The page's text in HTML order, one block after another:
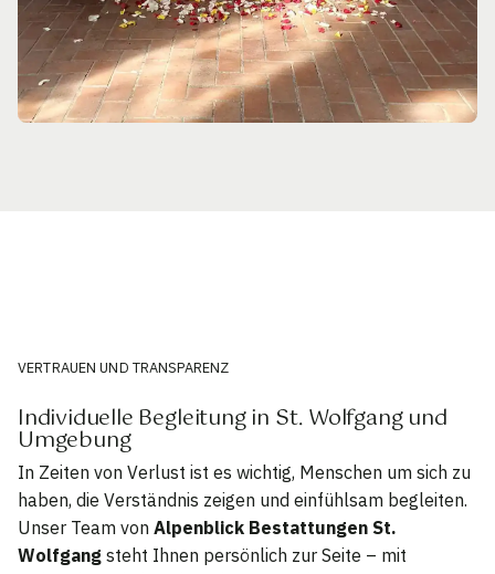
VERTRAUEN UND TRANSPARENZ
Individuelle Begleitung in St. Wolfgang und
Umgebung
In Zeiten von Verlust ist es wichtig, Menschen um sich zu
haben, die Verständnis zeigen und einfühlsam begleiten.
Unser Team von Alpenblick Bestattungen St.
Wolfgang steht Ihnen persönlich zur Seite – mit